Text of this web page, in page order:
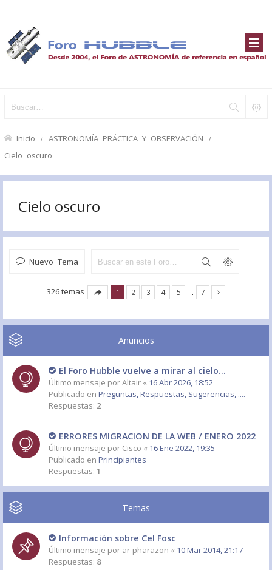
Inicio ASTRONOMÍA PRÁCTICA Y OBSERVACIÓN
Cielo oscuro
Cielo oscuro
Nuevo Tema
326 temas 1 2 3 4 5 … 7
Anuncios
El Foro Hubble vuelve a mirar al cielo...
Último mensaje porAltair « 16 Abr 2026, 18:52
Publicado en Preguntas, Respuestas, Sugerencias, ....
Respuestas: 2
ERRORES MIGRACION DE LA WEB / ENERO 2022
Último mensaje por Cisco « 16 Ene 2022, 19:35
Publicado en Principiantes
Respuestas: 1
Temas
Información sobre Cel Fosc
Último mensaje por ar-pharazon « 10 Mar 2014, 21:17
Respuestas: 8